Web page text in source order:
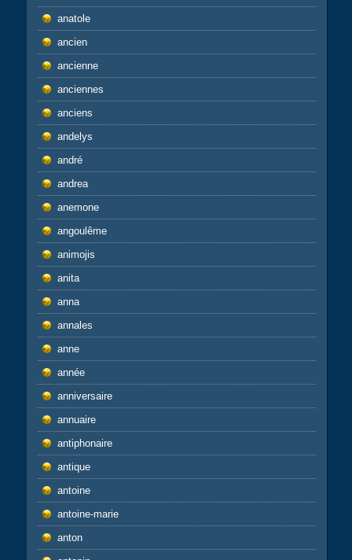
anatole
ancien
ancienne
anciennes
anciens
andelys
andré
andrea
anemone
angoulême
animojis
anita
anna
annales
anne
année
anniversaire
annuaire
antiphonaire
antique
antoine
antoine-marie
anton